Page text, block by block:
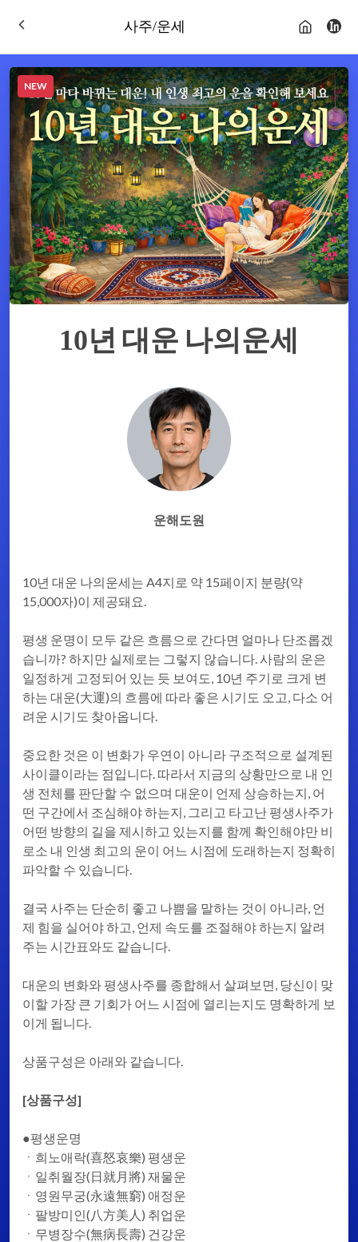
사주/운세
NEW
10년 대운 나의운세
운해도원
10년 대운 나의운세는 A4지로 약 15페이지 분량(약
15,000자)이 제공돼요.
평생 운명이 모두 같은 흐름으로 간다면 얼마나 단조롭겠
습니까? 하지만 실제로는 그렇지 않습니다. 사람의 운은
일정하게 고정되어 있는 듯 보여도, 10년 주기로 크게 변
하는 대운(大運)의 흐름에 따라 좋은 시기도 오고, 다소 어
려운 시기도 찾아옵니다.
중요한 것은 이 변화가 우연이 아니라 구조적으로 설계된
사이클이라는 점입니다. 따라서 지금의 상황만으로 내 인
생 전체를 판단할 수 없으며 대운이 언제 상승하는지, 어
떤 구간에서 조심해야 하는지, 그리고 타고난 평생사주가
어떤 방향의 길을 제시하고 있는지를 함께 확인해야만 비
로소 내 인생 최고의 운이 어느 시점에 도래하는지 정확히
파악할 수 있습니다.
결국 사주는 단순히 좋고 나쁨을 말하는 것이 아니라, 언
제 힘을 실어야 하고, 언제 속도를 조절해야 하는지 알려
주는 시간표와도 같습니다.
대운의 변화와 평생사주를 종합해서 살펴보면, 당신이 맞
이할 가장 큰 기회가 어느 시점에 열리는지도 명확하게 보
이게 됩니다.
상품구성은 아래와 같습니다.
[상품구성]
●평생운명
ㆍ희노애락(喜怒哀樂) 평생운
ㆍ일취월장(日就月將) 재물운
ㆍ영원무궁(永遠無窮) 애정운
ㆍ팔방미인(八方美人) 취업운
ㆍ무병장수(無病長壽) 건강운